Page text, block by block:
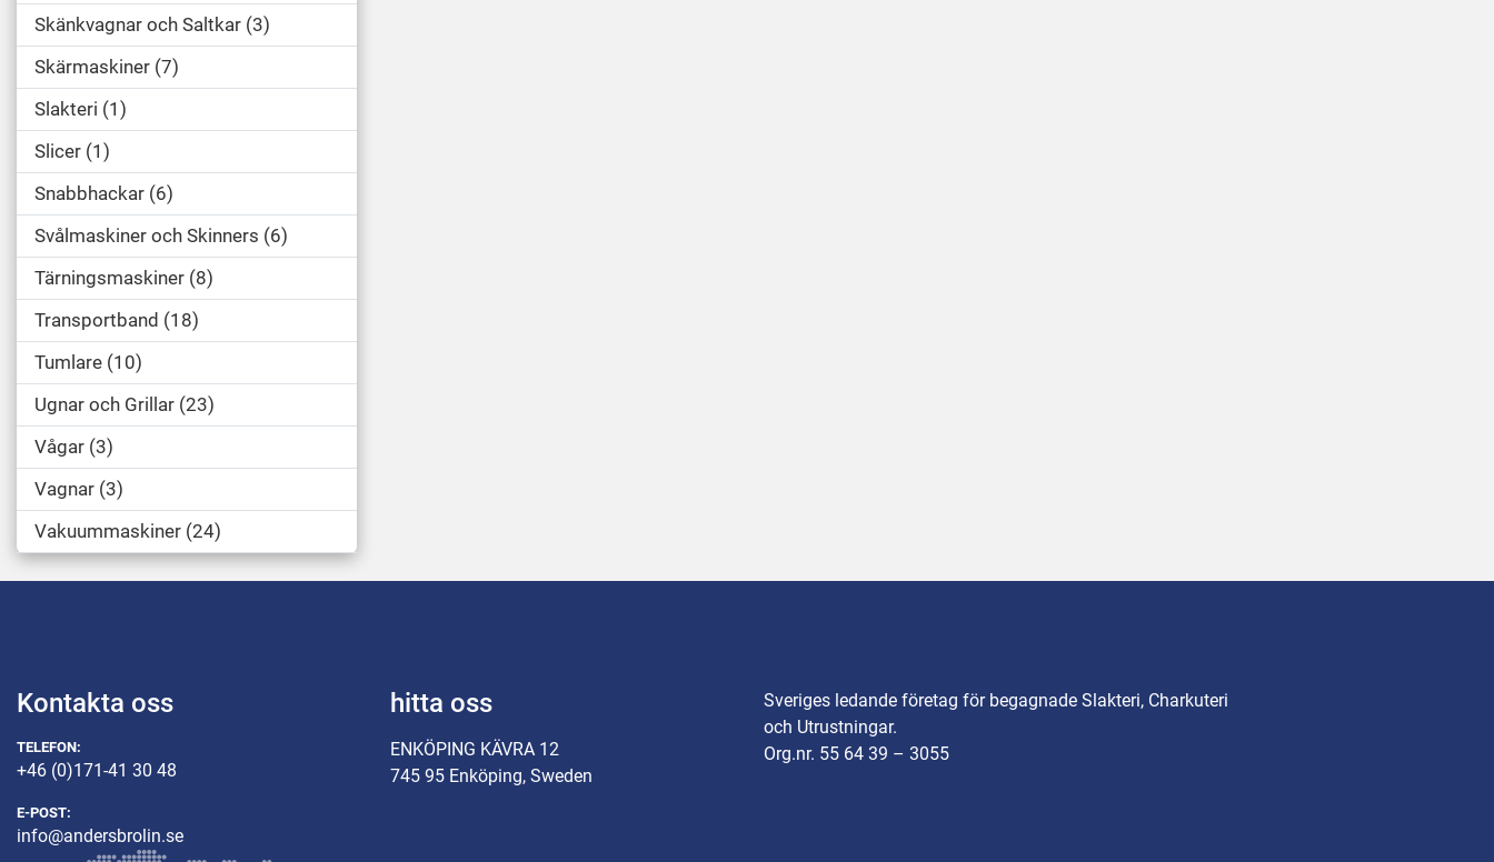
Skänkvagnar och Saltkar 3
Skärmaskiner 7
Slakteri 1
Slicer 1
Snabbhackar 6
Svålmaskiner och Skinners 6
Tärningsmaskiner 8
Transportband
18
Tumlare 10
Ugnar och Grillar 23
Vågar 3
Vagnar 3
Vakuummaskiner 24
Kontakta oss
TELEFON:
+46 (0)171-41 30 48
E-POST:
info@andersbrolin.se
hitta oss
ENKÖPING KÄVRA 12
745 95 Enköping, Sweden
Sveriges ledande företag för begagnade Slakteri, Charkuteri
och Utrustningar.
Org.nr. 55 64 39 – 3055